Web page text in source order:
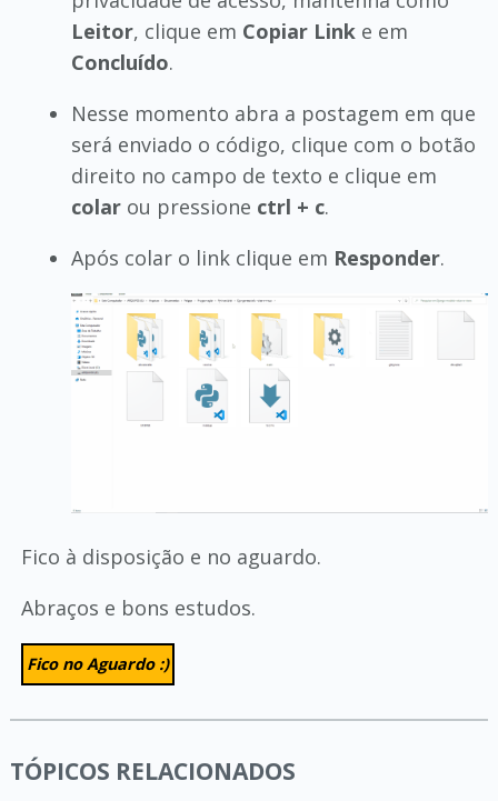
Leitor, clique em Copiar Linke em
Concluído.
Nesse momento abra a postagem em que
será enviado o código, clique com o botão
direito no campo de texto e clique em
colarou pressione ctrl + c.
Após colar o link clique em Responder.
Fico à disposição e no aguardo.
Abraços e bons estudos.
Fico no Aguardo :)
TÓPICOS RELACIONADOS